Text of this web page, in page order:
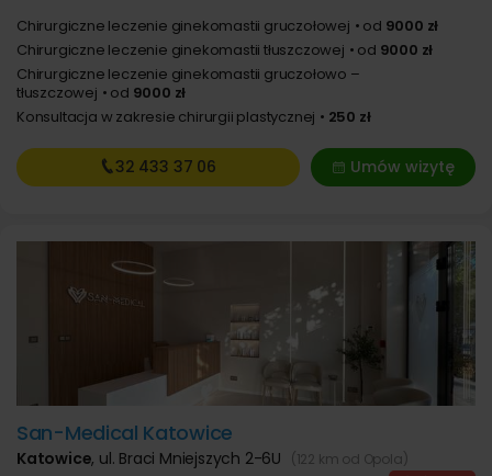
Chirurgiczne leczenie ginekomastii gruczołowej od 9000 zł
Chirurgiczne leczenie ginekomastii tłuszczowej
od 9000 zł
Chirurgiczne leczenie ginekomastii gruczołowo –
tłuszczowej
od 9000 zł
Konsultacja w zakresie chirurgii plastycznej
250 zł
Umów wizytę
32 433 37 06
San-Medical Katowice
Katowice, ul. Braci Mniejszych 2-6U (122 km od Opola)